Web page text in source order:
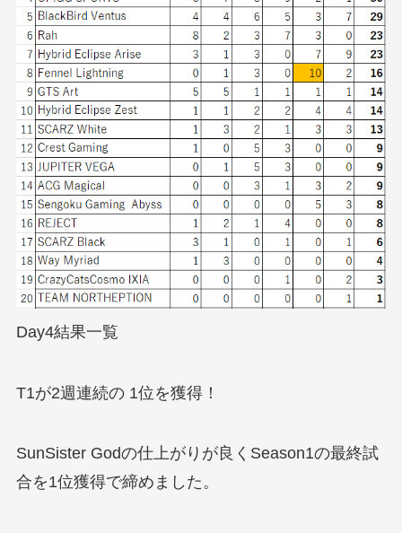
Day4結果一覧
T1が2週連続の 1位を獲得！
SunSister Godの仕上がりが良くSeason1の最終試
合を1位獲得で締めました。